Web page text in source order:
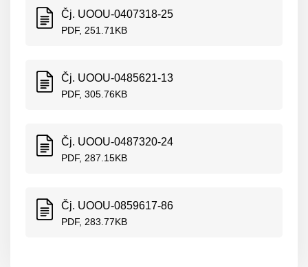
Čj. UOOU-0407318-25
PDF, 251.71KB
Čj. UOOU-0485621-13
PDF, 305.76KB
Čj. UOOU-0487320-24
PDF, 287.15KB
Čj. UOOU-0859617-86
PDF, 283.77KB